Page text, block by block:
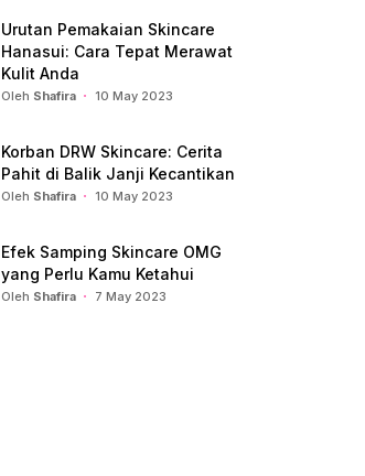
Urutan Pemakaian Skincare
Hanasui: Cara Tepat Merawat
Kulit Anda
Oleh Shafira 10 May 2023
Korban DRW Skincare: Cerita
Pahit di Balik Janji Kecantikan
Oleh Shafira 10 May 2023
Efek Samping Skincare OMG
yang Perlu Kamu Ketahui
Oleh Shafira 7 May 2023